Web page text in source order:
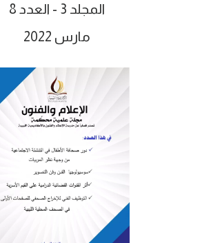
المجلد 3 - العدد 8
مارس 2022